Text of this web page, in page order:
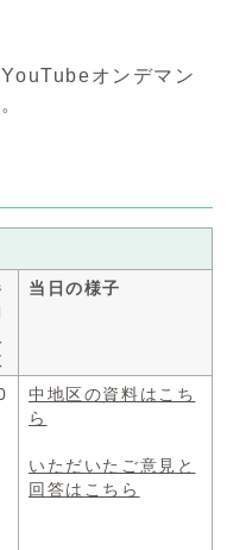
オンデマン
当日の様子
中地区の資料はこち
ら
いただいたご意見と
回答はこちら